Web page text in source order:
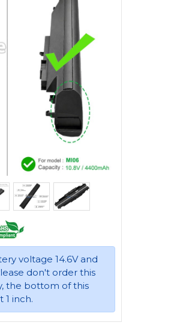
voltage 14.6V and
don't order this
the bottom of this
inch.